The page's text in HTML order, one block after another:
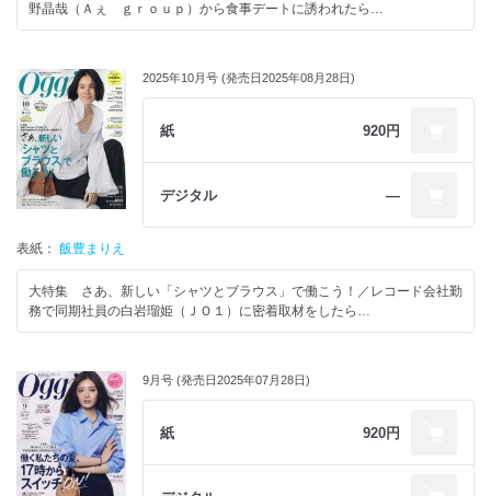
野晶哉（Ａぇ ｇｒｏｕｐ）から食事デートに誘われたら…
2025年10月号 (発売日2025年08月28日)
紙 920円
デジタル ―
表紙： 飯豊まりえ
大特集 さあ、新しい「シャツとブラウス」で働こう！／レコード会社勤
務で同期社員の白岩瑠姫（ＪＯ１）に密着取材をしたら…
9月号 (発売日2025年07月28日)
紙 920円